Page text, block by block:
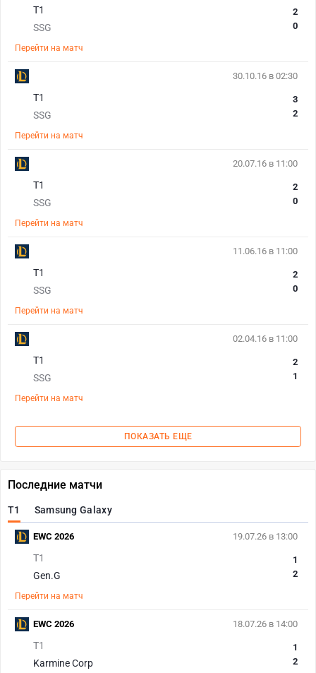
T1
SSG
2
0
Перейти на матч
30.10.16 в 02:30
T1
SSG
3
2
Перейти на матч
20.07.16 в 11:00
T1
SSG
2
0
Перейти на матч
11.06.16 в 11:00
T1
SSG
2
0
Перейти на матч
02.04.16 в 11:00
T1
SSG
2
1
Перейти на матч
ПОКАЗАТЬ ЕЩЕ
Последние матчи
T1 Samsung Galaxy
19.07.26 в 13:00
T1
Gen.G
1
2
Перейти на матч
EWC 2026
18.07.26 в 14:00
T1
Karmine Corp
1
2
EWC 2026